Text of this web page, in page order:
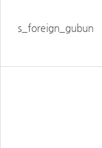
s_foreign_gubun